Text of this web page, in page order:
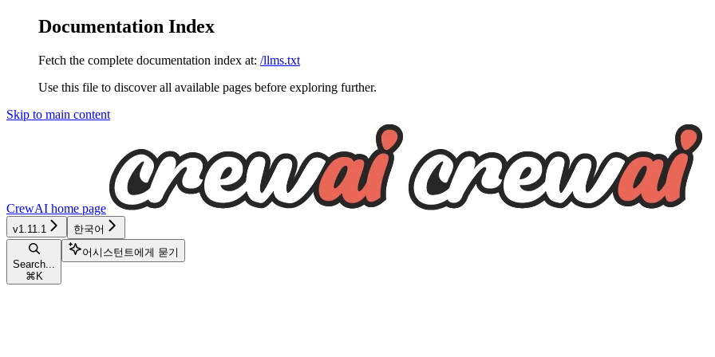
Documentation Index
Fetch the complete documentation index at: /llms.txt
Use this file to discover all available pages before exploring further.
Skip to main content
CrewAI home page
v1.11.1 한국어
Search...
⌘ K
어시스턴트에게 묻기